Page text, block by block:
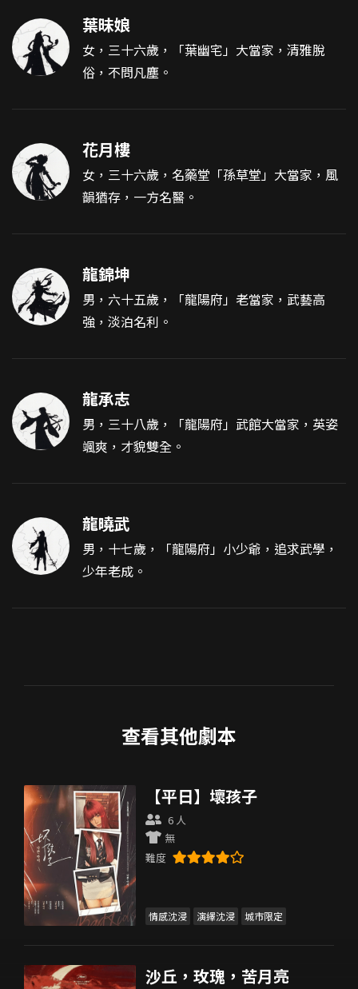
葉昧娘
女，三十六歲，「葉幽宅」大當家，清雅脫
俗，不問凡塵。
花月樓
女，三十六歲，名藥堂「孫草堂」大當家，風
韻猶存，一方名醫。
龍錦坤
男，六十五歲，「龍陽府」老當家，武藝高
強，淡泊名利。
龍承志
男，三十八歲，「龍陽府」武館大當家，英姿
颯爽，才貌雙全。
龍曉武
男，十七歲，「龍陽府」小少爺，追求武學，
少年老成。
查看其他劇本
【平日】壞孩子
6 人
無
難度
情感沈浸 演繹沈浸 城市限定
沙丘，玫瑰，苦月亮